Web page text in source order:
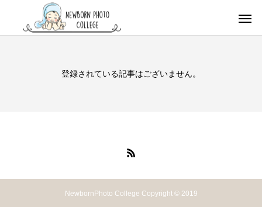
登録されている記事はございません。
NewbornPhoto College Copyright © 2019